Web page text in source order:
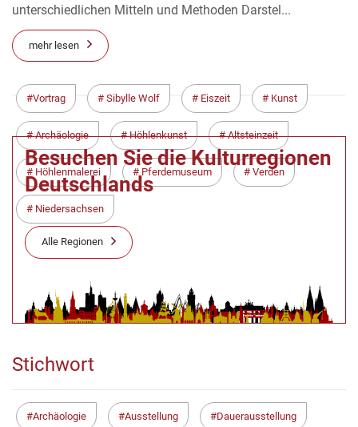
unterschiedlichen Mitteln und Methoden Darstel...
mehr lesen
Vortrag Sibylle Wolf Eiszeit Kunst
Archäologie Höhlenkunst Altsteinzeit
Höhlenmalerei Pferdemuseum Verden
Niedersachsen
Besuchen Sie die Kulturregionen
Deutschlands
Alle Regionen
Stichwort
Archäologie Ausstellung Dauerausstellung